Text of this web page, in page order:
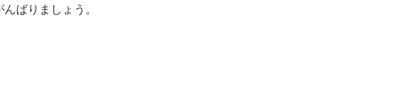
ばりましょう。